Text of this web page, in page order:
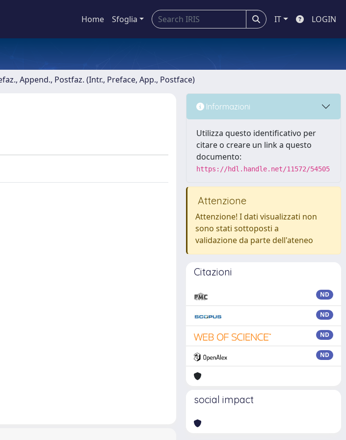
Home Sfoglia IT LOGIN
Append., Postfaz. (Intr., Preface, App., Postface)
Informazioni
Utilizza questo identificativo per
citare o creare un link a questo
documento:
https://hdl.handle.net/11572/54505
Attenzione
Attenzione! I dati visualizzati non
sono stati sottoposti a
validazione da parte dell'ateneo
Citazioni
ND
ND
ND
ND
social impact